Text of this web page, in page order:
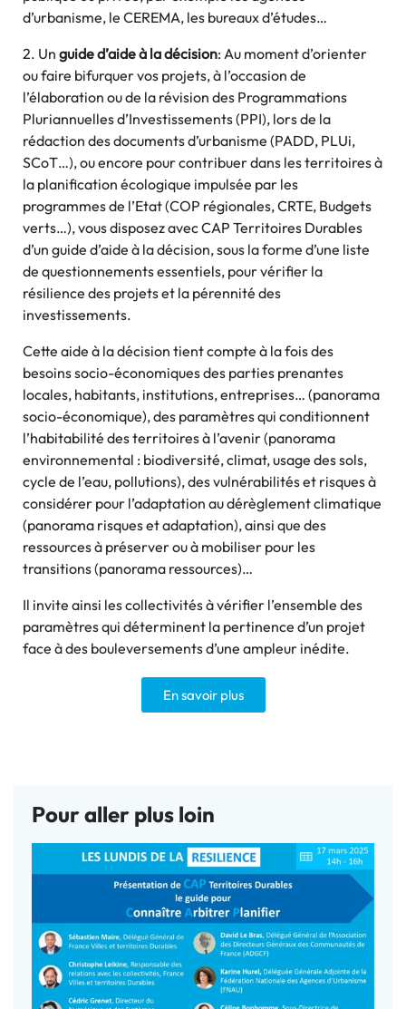
d’urbanisme, le CEREMA, les bureaux d’études…
2. Un guide d’aide à la décision: Au moment d’orienter
ou faire bifurquer vos projets, à l’occasion de
l’élaboration ou de la révision des Programmations
Pluriannuelles d’Investissements (PPI), lors de la
rédaction des documents d’urbanisme (PADD, PLUi,
SCoT…), ou encore pour contribuer dans les territoires à
la planification écologique impulsée par les
programmes de l’Etat (COP régionales, CRTE, Budgets
verts…), vous disposez avec CAP Territoires Durables
d’un guide d’aide à la décision, sous la forme d’une liste
de questionnements essentiels, pour vérifier la
résilience des projets et la pérennité des
investissements.
Cette aide à la décision tient compte à la fois des
besoins socio-économiques des parties prenantes
locales, habitants, institutions, entreprises… (panorama
socio-économique), des paramètres qui conditionnent
l’habitabilité des territoires à l’avenir (panorama
environnemental : biodiversité, climat, usage des sols,
cycle de l’eau, pollutions), des vulnérabilités et risques à
considérer pour l’adaptation au dérèglement climatique
(panorama risques et adaptation), ainsi que des
ressources à préserver ou à mobiliser pour les
transitions (panorama ressources)…
Il invite ainsi les collectivités à vérifier l’ensemble des
paramètres qui déterminent la pertinence d’un projet
face à des bouleversements d’une ampleur inédite.
En savoir plus
Pour aller plus loin